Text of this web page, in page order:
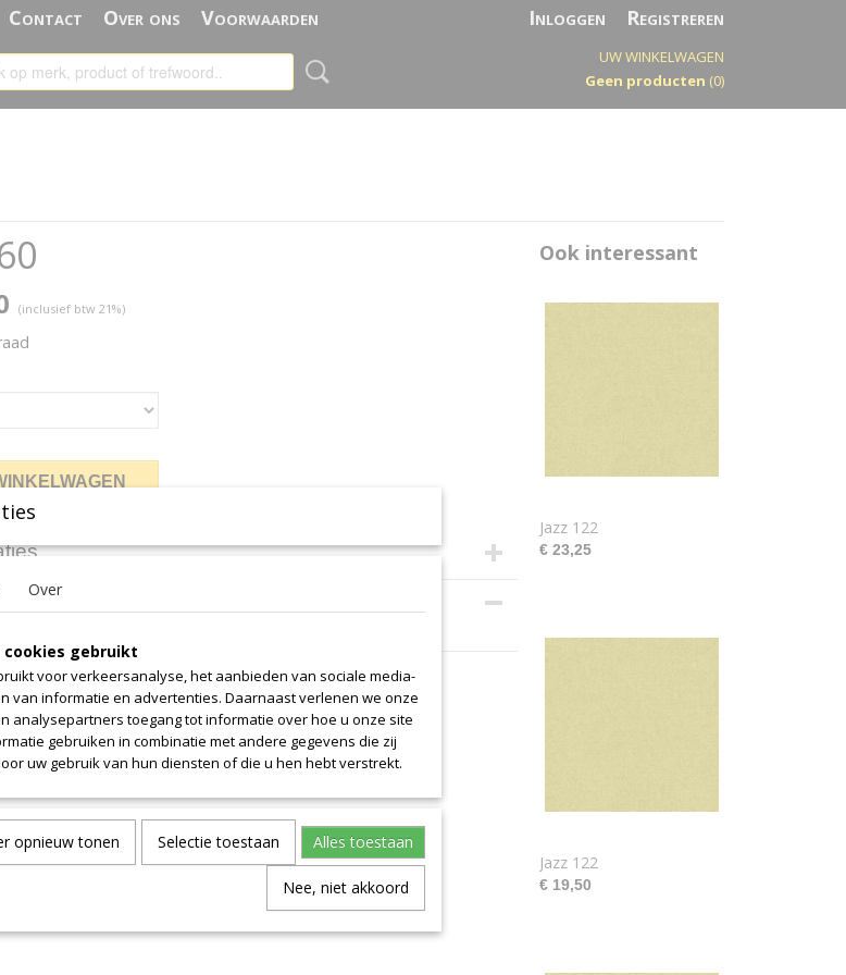
Contact Over ons Voorwaarden Inloggen Registreren
UW WINKELWAGEN
Geen producten (0)
(inclusief btw 21%)
110 x 140 x 0 cm
Ook interessant
Jazz 122
€ 23,25
Jazz 122
€ 19,50
Over
cookies gebruikt
voor verkeersanalyse, het aanbieden van sociale media-
van informatie en advertenties. Daarnaast verlenen we onze
analysepartners toegang tot informatie over hoe u onze site
gebruiken in combinatie met andere gegevens die zij
uw gebruik van hun diensten of die u hen hebt verstrekt.
opnieuw tonen Selectie toestaan Alles toestaan
Nee, niet akkoord